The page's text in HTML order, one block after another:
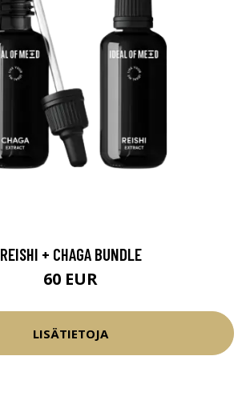
REISHI + CHAGA BUNDLE
60 EUR
LISÄTIETOJA